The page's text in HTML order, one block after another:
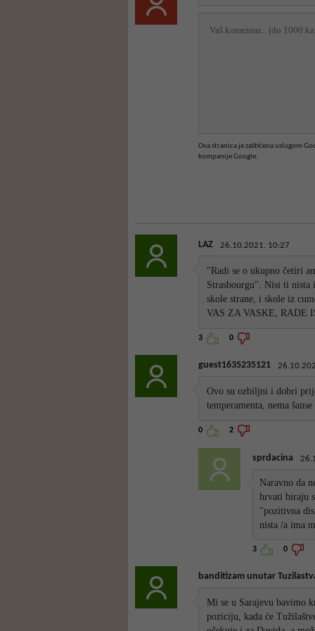
Ova stranica je zaštićena uslugom
kompanije Google.
LAZ 26.10.2021. 10:27
"Radi se o ukupno četiri
Strasbourgu". Nisi ti
skole strane, i skole iz
VAS ZA VASKE, RADE
3 0
guest1635235121
Ovo su ozbiljni i dobri
temperamenta, nema
0 2
sprdacina
Naravno da
hrvati biraju
"pozitivna
nista /a ima
3 0
banditizam unutar
Mi se u Sarajevu bavimo
poziciju, kada će